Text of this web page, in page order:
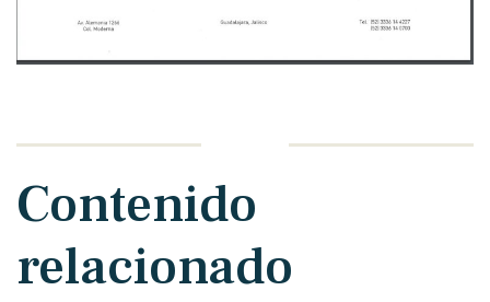
Contenido
relacionado